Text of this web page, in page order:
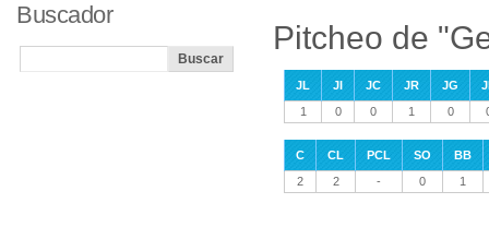
Pitcheo de
JL JI JC JR JG
1
0 0 1 0
C CL PCL SO
BB
2
2 - 0 1
Buscador